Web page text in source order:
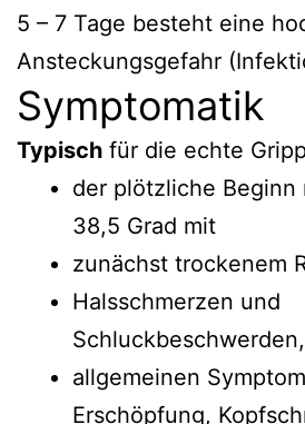
5 – 7 Tage besteht eine
Ansteckungsgefahr
Symptomatik
Typisch für die echte
der plötzliche Beginn
38,5 Grad mit
zunächst trockenem
Halsschmerzen und
Schluckbeschwerden,
allgemeinen
Erschöpfung,